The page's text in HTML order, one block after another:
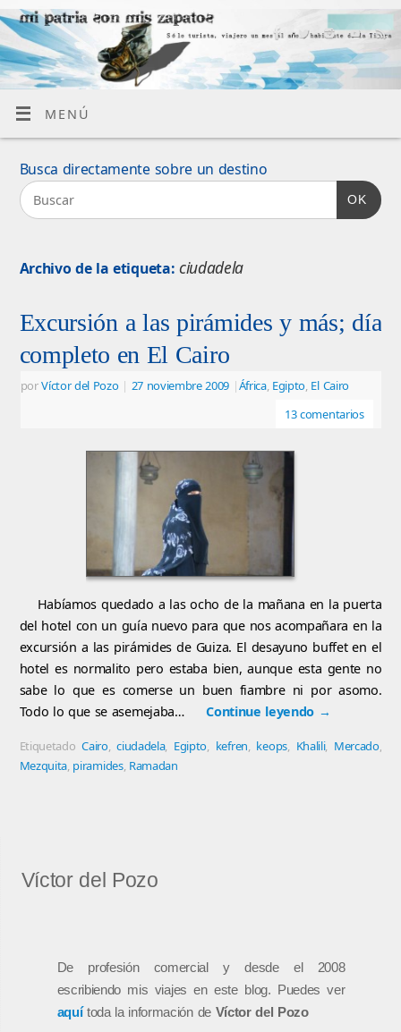
MENÚ
Busca directamente sobre un destino
OK
Archivo de la etiqueta: ciudadela
Excursión a las pirámides y más; día
completo en El Cairo
porVíctor del Pozo | 27 noviembre 2009 |África, Egipto El Cairo
13 comentarios
Habíamos quedado a las ocho de la mañana en la puerta
del hotel con un guía nuevo para que nos acompañara en la
excursión a las pirámides de Guiza. El desayuno buffet en el
hotel es normalito pero estaba bien, aunque esta gente no
sabe lo que es comerse un buen fiambre ni por asomo.
Todo lo que se asemejaba…
Continue leyendo →
EtiquetadoCairo,ciudadela, Egipto, kefren, keops, Khalili, Mercado,
Mezquita, piramides, Ramadan
Víctor del Pozo
De profesión comercial y desde el 2008
escribiendo mis viajes en este blog. Puedes ver
aquítoda la información de Víctor del Pozo